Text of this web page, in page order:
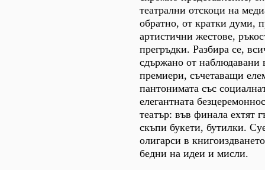
театрални отскоци на
обратно, от кратки думи,
артистични жестове,
прегръдки. Разбира се,
сдържано от наблюдавани
премиери, съчетаващи
пантонимата със
елегантната
театър: във финала ехтят
скъпи букети, бутилки.
олигарси в
бедни на идеи и мисли.